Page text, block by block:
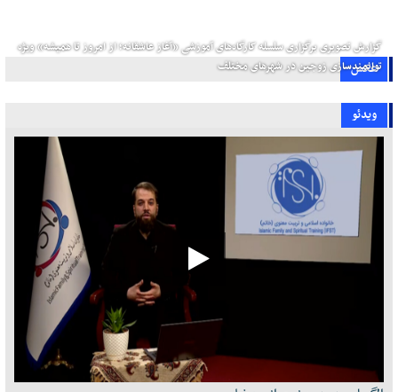
عکس
گزارش تصویری برگزاری سلسله کارگاه‌های آموزشی «آغاز عاشقانه؛ از امروز تا همیشه» ویژه
توانمندسازی زوجین در شهرهای مختلف
ویدئو